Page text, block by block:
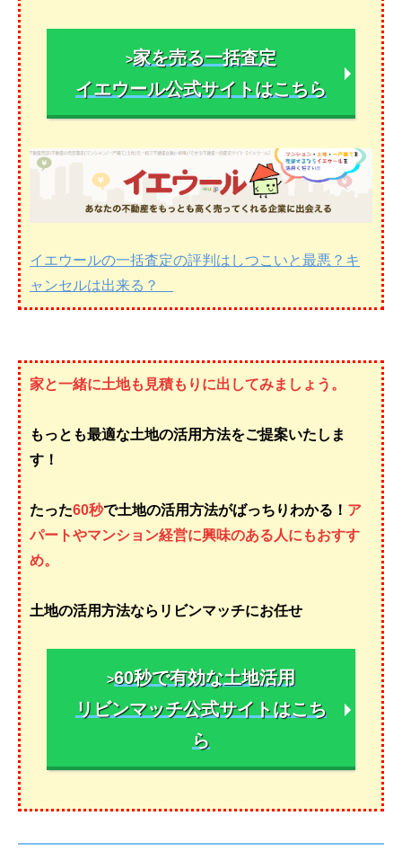
>家を売る一括査定
イエウール公式サイトはこちら
イエウールの一括査定の評判はしつこいと最悪？キ
ャンセルは出来る？
家と一緒に土地も見積もりに出してみましょう。
もっとも最適な土地の活用方法をご提案いたしま
す！
たった60秒で土地の活用方法がばっちりわかる！ ア
パートやマンション経営に興味のある人にもおすす
め。
土地の活用方法ならリビンマッチにお任せ
>60秒で有効な土地活用
リビンマッチ公式サイトはこち
ら